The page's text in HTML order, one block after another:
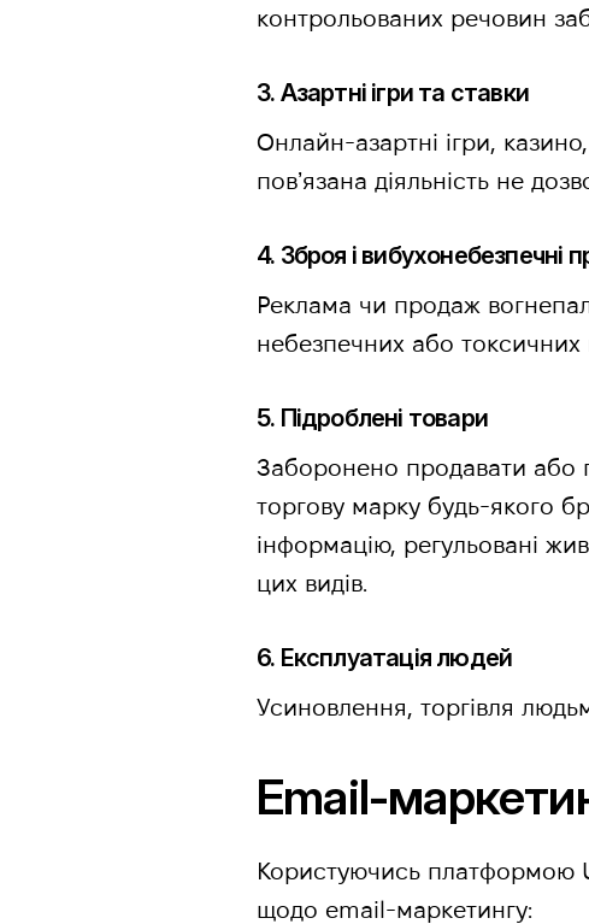
контрольованих речовин
3. Азартні ігри та ставки
Онлайн-азартні ігри,
повʼязана діяльність не
4. Зброя і вибухонебезпечні
Реклама чи продаж
небезпечних або токсичних
5. Підроблені товари
Заборонено продавати або
торгову марку будь-якого
інформацію, регульовані
цих видів.
6. Експлуатація людей
Усиновлення, торгівля
Email-
Користуючись платформою
щодо email-маркетингу: